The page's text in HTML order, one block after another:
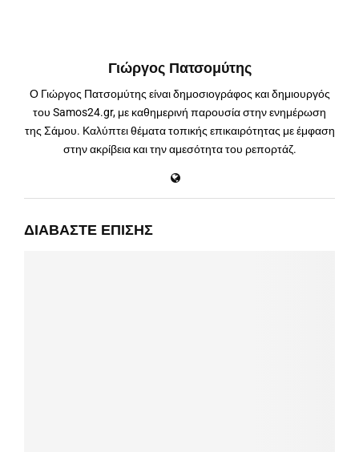
Γιώργος Πατσομύτης
Ο Γιώργος Πατσομύτης είναι δημοσιογράφος και δημιουργός
του Samos24.gr, με καθημερινή παρουσία στην ενημέρωση
της Σάμου. Καλύπτει θέματα τοπικής επικαιρότητας με έμφαση
στην ακρίβεια και την αμεσότητα του ρεπορτάζ.
ΔΙΑΒΆΣΤΕ ΕΠΊΣΗΣ